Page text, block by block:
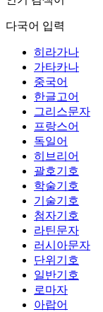
다국어 입력
히라가나
가타카나
중국어
한글고어
그리스문자
프랑스어
독일어
히브리어
괄호기호
학술기호
기술기호
첨자기호
라틴문자
러시아문자
단위기호
일반기호
로마자
아랍어